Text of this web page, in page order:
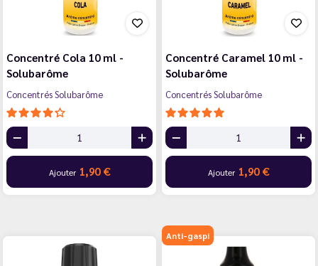
Concentré Cola 10 ml -
Solubarôme
Concentrés Solubarôme
Ajouter 1,90 €
Concentré Caramel 10 ml -
Solubarôme
Concentrés Solubarôme
Ajouter 1,90 €
Anti-gaspi